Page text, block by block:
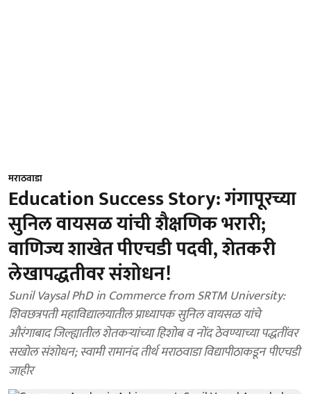
मराठवाडा
Education Success Story: गंगापूरच्या
सुनिल वायसळ यांची शैक्षणिक भरारी;
वाणिज्य शाखेत पीएचडी पदवी, शेतकरी
लेखापद्धतीवर संशोधन!
Sunil Vaysal PhD in Commerce from SRTM University:
शिवछत्रपती महाविद्यालयातील प्राध्यापक सुनिल वायसळ यांचे
औरंगाबाद जिल्ह्यातील शेतकऱ्यांच्या हिशोब व नोंद ठेवण्याच्या पद्धतींवर
सखोल संशोधन; स्वामी रामानंद तीर्थ मराठवाडा विद्यापीठाकडून पीएचडी
जाहीर